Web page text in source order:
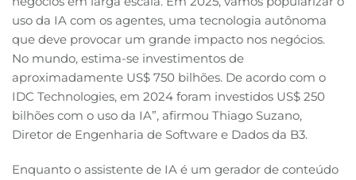
uso da IA com os agentes, uma tecnologia autônoma
que deve provocar um grande impacto nos negócios.
No mundo, estima-se investimentos de
aproximadamente US$ 750 bilhões. De acordo com o
IDC Technologies, em 2024 foram investidos US$ 250
bilhões com o uso da IA”, afirmou Thiago Suzano,
Diretor de Engenharia de Software e Dados da B3.
Enquanto o assistente de IA é um gerador de conteúdo